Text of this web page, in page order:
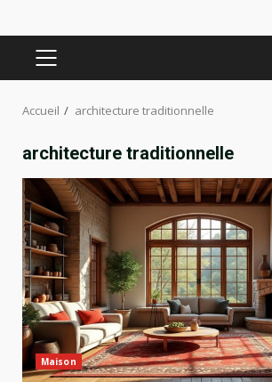
MENU
Accueil architecture traditionnelle
architecture traditionnelle
Maison